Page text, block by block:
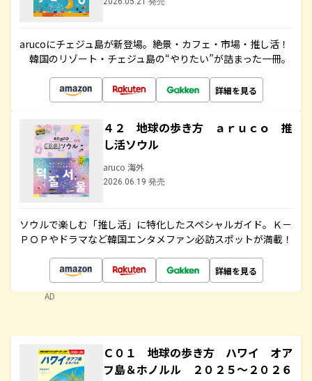
arucoにチェジュ島が新登場。絶景・カフェ・市場・推し活！
韓国のリゾート・チェジュ島の“やりたい”が詰まった一冊。
詳細を見る
４２ 地球の歩き方 ａｒｕｃｏ 推
し活ソウル
aruco 海外
2026.06.19 発売
ソウルで楽しむ「推し活」に特化したスペシャルガイド。Ｋ－
ＰＯＰやドラマなど韓国エンタメファン必訪スポットが満載！
詳細を見る
AD
Ｃ０１ 地球の歩き方 ハワイ オア
フ島＆ホノルル ２０２５～２０２６